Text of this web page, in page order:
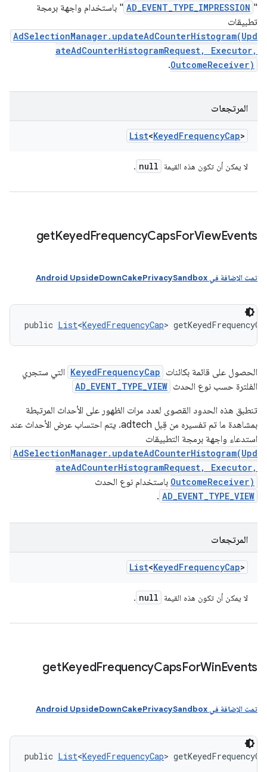
"
AD_EVENT_TYPE_IMPRESSION " باستخدام واجهة برمجة
تطبيقات
AdSelectionManager.updateAdCounterHistogram(Upd
ateAdCounterHistogramRequest, Executor,
OutcomeReceiver)
.
المرتجعات
List<KeyedFrequencyCap>
لا يمكن أن تكون هذه القيمة null
.
getKeyedFrequencyCapsForViewEvents
تمت الإضافة في Android UpsideDownCakePrivacySandbox
public List<KeyedFrequencyCap>
الحصول على قائمة بكائنات KeyedFrequencyCap التي ستجري
الفلترة حسب نوع الحدث AD_EVENT_TYPE_VIEW
تنطبق هذه الحدود القصوى لعدد مرات الظهور على الأحداث المرتبطة
بمشاهدة ما تم تفسيره من قِبل adtech. يتم احتساب عرض الأحداث عند
استدعاء واجهة برمجة التطبيقات
AdSelectionManager.updateAdCounterHistogram(Upd
ateAdCounterHistogramRequest, Executor,
OutcomeReceiver) باستخدام نوع الحدث
AD_EVENT_TYPE_VIEW
.
المرتجعات
List<KeyedFrequencyCap>
لا يمكن أن تكون هذه القيمة null
.
getKeyedFrequencyCapsForWinEvents
تمت الإضافة في Android UpsideDownCakePrivacySandbox
public List<KeyedFrequencyCap>